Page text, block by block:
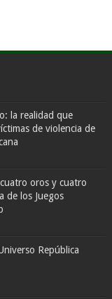
la realidad que
de violencia de
oros y cuatro
de los Juegos
República